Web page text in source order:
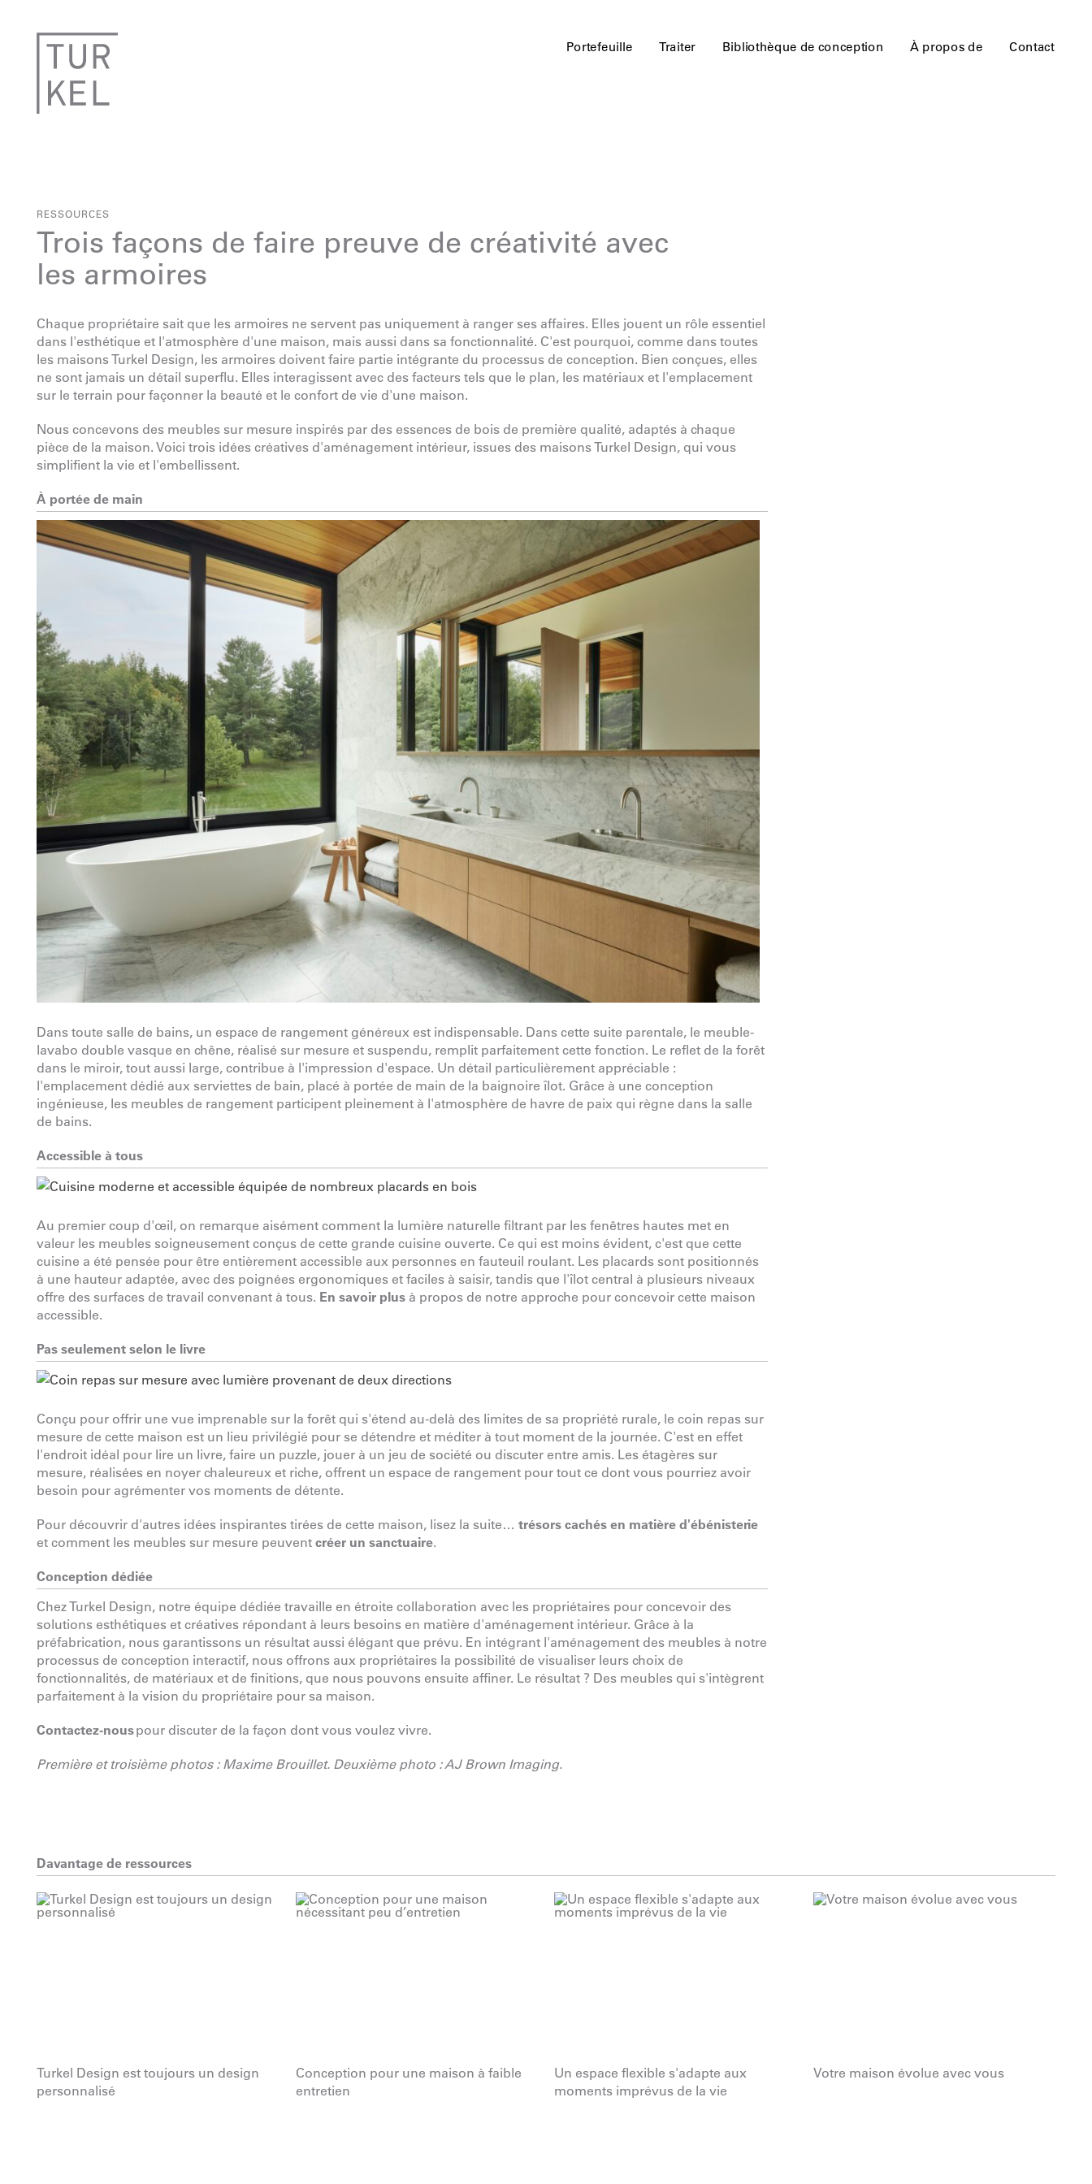
Portefeuille Traiter Bibliothèque de conception À propos de Contact
RESSOURCES
Trois façons de faire preuve de créativité avec
les armoires
Chaque propriétaire sait que les armoires ne servent pas uniquement à ranger ses affaires. Elles jouent un rôle essentiel
dans l'esthétique et l'atmosphère d'une maison, mais aussi dans sa fonctionnalité. C'est pourquoi, comme dans toutes
les maisons Turkel Design, les armoires doivent faire partie intégrante du processus de conception. Bien conçues, elles
ne sont jamais un détail superflu. Elles interagissent avec des facteurs tels que le plan, les matériaux et l'emplacement
sur le terrain pour façonner la beauté et le confort de vie d'une maison.
Nous concevons des meubles sur mesure inspirés par des essences de bois de première qualité, adaptés à chaque
pièce de la maison. Voici trois idées créatives d'aménagement intérieur, issues des maisons Turkel Design, qui vous
simplifient la vie et l'embellissent.
À portée de main
Dans toute salle de bains, un espace de rangement généreux est indispensable. Dans cette suite parentale, le meuble-
lavabo double vasque en chêne, réalisé sur mesure et suspendu, remplit parfaitement cette fonction. Le reflet de la forêt
dans le miroir, tout aussi large, contribue à l'impression d'espace. Un détail particulièrement appréciable :
l'emplacement dédié aux serviettes de bain, placé à portée de main de la baignoire îlot. Grâce à une conception
ingénieuse, les meubles de rangement participent pleinement à l'atmosphère de havre de paix qui règne dans la salle
de bains.
Accessible à tous
Au premier coup d'œil, on remarque aisément comment la lumière naturelle filtrant par les fenêtres hautes met en
valeur les meubles soigneusement conçus de cette grande cuisine ouverte. Ce qui est moins évident, c'est que cette
cuisine a été pensée pour être entièrement accessible aux personnes en fauteuil roulant. Les placards sont positionnés
à une hauteur adaptée, avec des poignées ergonomiques et faciles à saisir, tandis que l'îlot central à plusieurs niveaux
offre des surfaces de travail convenant à tous. En savoir plus à propos de notre approche pour concevoir cette maison
accessible.
Pas seulement selon le livre
Conçu pour offrir une vue imprenable sur la forêt qui s'étend au-delà des limites de sa propriété rurale, le coin repas sur
mesure de cette maison est un lieu privilégié pour se détendre et méditer à tout moment de la journée. C'est en effet
l'endroit idéal pour lire un livre, faire un puzzle, jouer à un jeu de société ou discuter entre amis. Les étagères sur
mesure, réalisées en noyer chaleureux et riche, offrent un espace de rangement pour tout ce dont vous pourriez avoir
besoin pour agrémenter vos moments de détente.
Pour découvrir d'autres idées inspirantes tirées de cette maison, lisez la suite… trésors cachés en matière d'ébénisterie
et comment les meubles sur mesure peuvent créer un sanctuaire.
Conception dédiée
Chez Turkel Design, notre équipe dédiée travaille en étroite collaboration avec les propriétaires pour concevoir des
solutions esthétiques et créatives répondant à leurs besoins en matière d'aménagement intérieur. Grâce à la
préfabrication, nous garantissons un résultat aussi élégant que prévu. En intégrant l'aménagement des meubles à notre
processus de conception interactif, nous offrons aux propriétaires la possibilité de visualiser leurs choix de
fonctionnalités, de matériaux et de finitions, que nous pouvons ensuite affiner. Le résultat ? Des meubles qui s'intègrent
parfaitement à la vision du propriétaire pour sa maison.
Contactez-nouspour discuter de la façon dont vous voulez vivre.
Première et troisième photos : Maxime Brouillet. Deuxième photo : AJ Brown Imaging.
Davantage de ressources
Turkel Design est toujours un design
personnalisé
Conception pour une maison à faible
entretien
Un espace flexible s'adapte aux
moments imprévus de la vie
Votre maison évolue avec vous